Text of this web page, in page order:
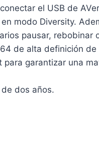
el USB de
modo Diversity.
pausar, rebobinar
de alta definición
garantizar una
dos años.